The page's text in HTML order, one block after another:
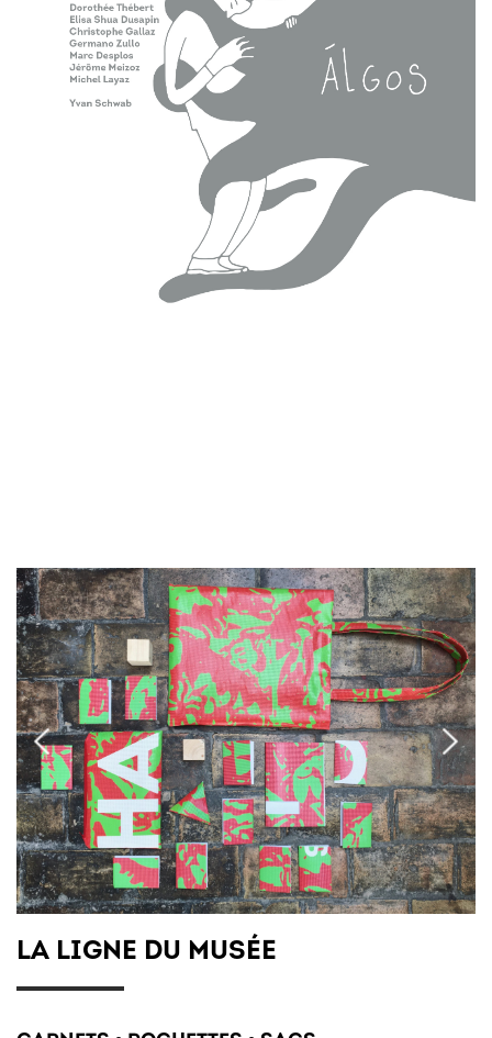
LA LIGNE DU MUSÉE